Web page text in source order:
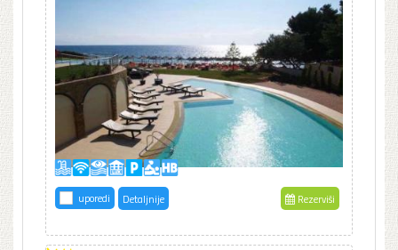
uporedi Detaljnije Rezerviši